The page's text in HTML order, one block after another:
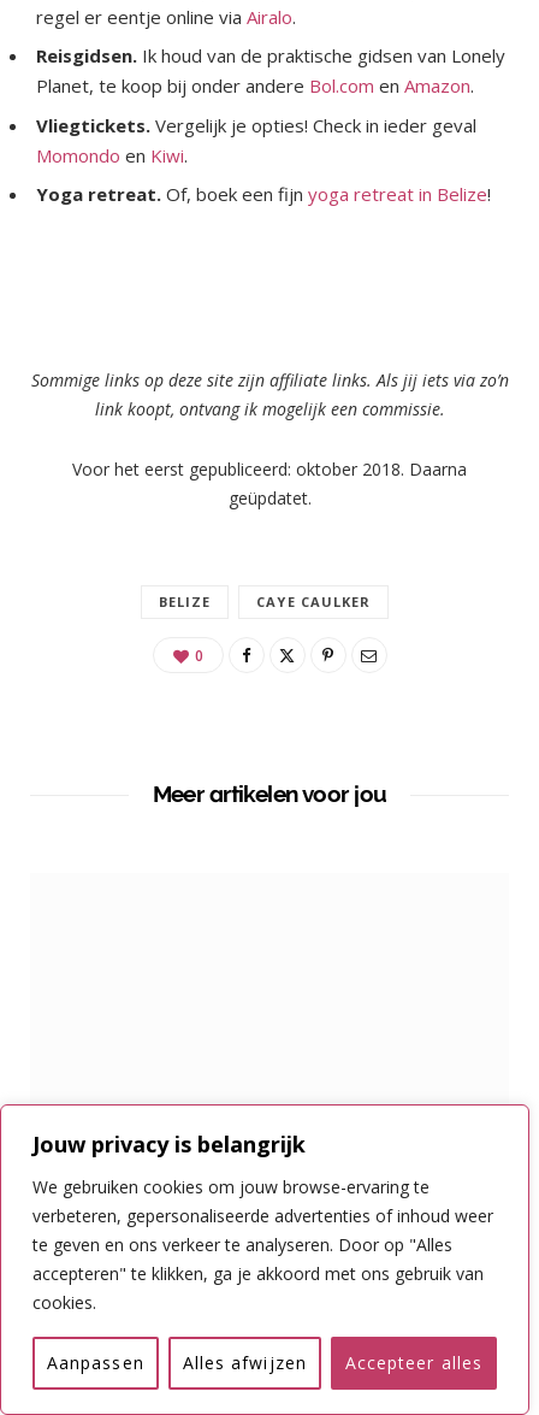
Jouw privacy is belangrijk
We gebruiken cookies om jouw browse-ervaring te
verbeteren, gepersonaliseerde advertenties of inhoud weer
te geven en ons verkeer te analyseren. Door op "Alles
accepteren" te klikken, ga je akkoord met ons gebruik van
cookies.
Aanpassen Alles afwijzen Accepteer alles
regel er eentje online via Airalo.
Reisgidsen. Ik houd van de praktische gidsen van Lonely
Planet, te koop bij onder andere Bol.com en Amazon.
Vliegtickets. Vergelijk je opties! Check in ieder geval
Momondo en Kiwi.
Yoga retreat. Of, boek een fijn yoga retreat in Belize!
Sommige links op deze site zijn affiliate links. Als jij iets via zo’n
link koopt, ontvang ik mogelijk een commissie.
Voor het eerst gepubliceerd: oktober 2018. Daarna
geüpdatet.
BELIZE CAYE CAULKER
0
Meer artikelen voor jou
Reizen door Belize: kom maar lekker viben
9 MAART 2023